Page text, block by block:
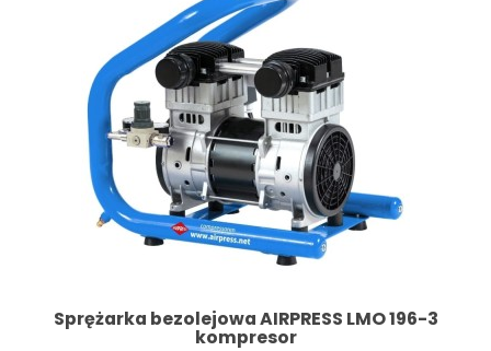
Sprężarka bezolejowa AIRPRESS LMO 196-3
kompresor